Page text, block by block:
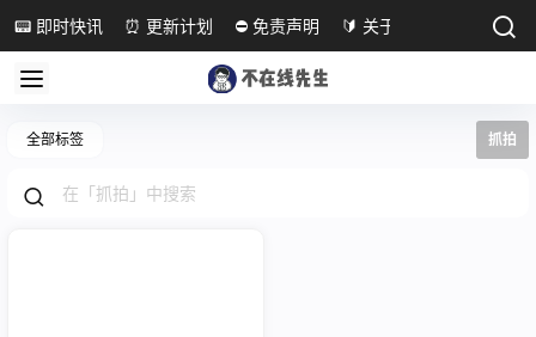
📟 即时快讯 ⏰ 更新计划 ⛔ 免责声明 🔰 关于本站
全部标签 抓拍